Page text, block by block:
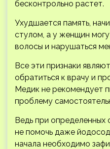
бесконтрольно растет.
Ухудшается память,
стулом, а у женщин
волосы и нарушаться
Все эти признаки
обратиться к врачу и
Медик не рекомендует
проблему
Ведь при определенных
не помочь даже
начала необходимо